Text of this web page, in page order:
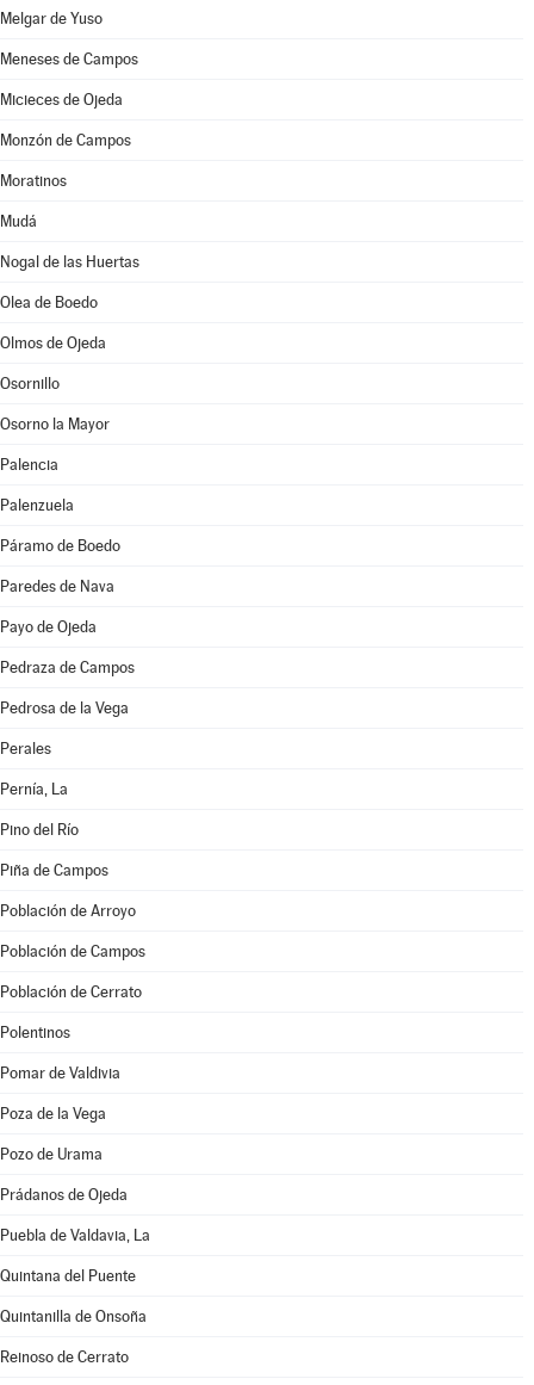
Melgar de Yuso
Meneses de Campos
Micieces de Ojeda
Monzón de Campos
Moratinos
Mudá
Nogal de las Huertas
Olea de Boedo
Olmos de Ojeda
Osornillo
Osorno la Mayor
Palencia
Palenzuela
Páramo de Boedo
Paredes de Nava
Payo de Ojeda
Pedraza de Campos
Pedrosa de la Vega
Perales
Pernía, La
Pino del Río
Piña de Campos
Población de Arroyo
Población de Campos
Población de Cerrato
Polentinos
Pomar de Valdivia
Poza de la Vega
Pozo de Urama
Prádanos de Ojeda
Puebla de Valdavia, La
Quintana del Puente
Quintanilla de Onsoña
Reinoso de Cerrato